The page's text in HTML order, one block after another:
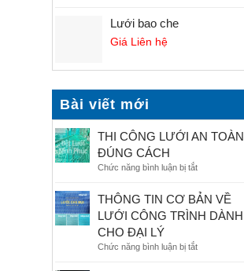
Lưới bao che
Giá Liên hệ
Bài viết mới
THI CÔNG LƯỚI AN TOÀN
ĐÚNG CÁCH
Chức năng bình luận bị tắt
CÔNG
AN
THÔNG TIN CƠ BẢN VỀ
LƯỚI CÔNG TRÌNH DÀNH
CHO ĐẠI LÝ
Chức năng bình luận bị tắt